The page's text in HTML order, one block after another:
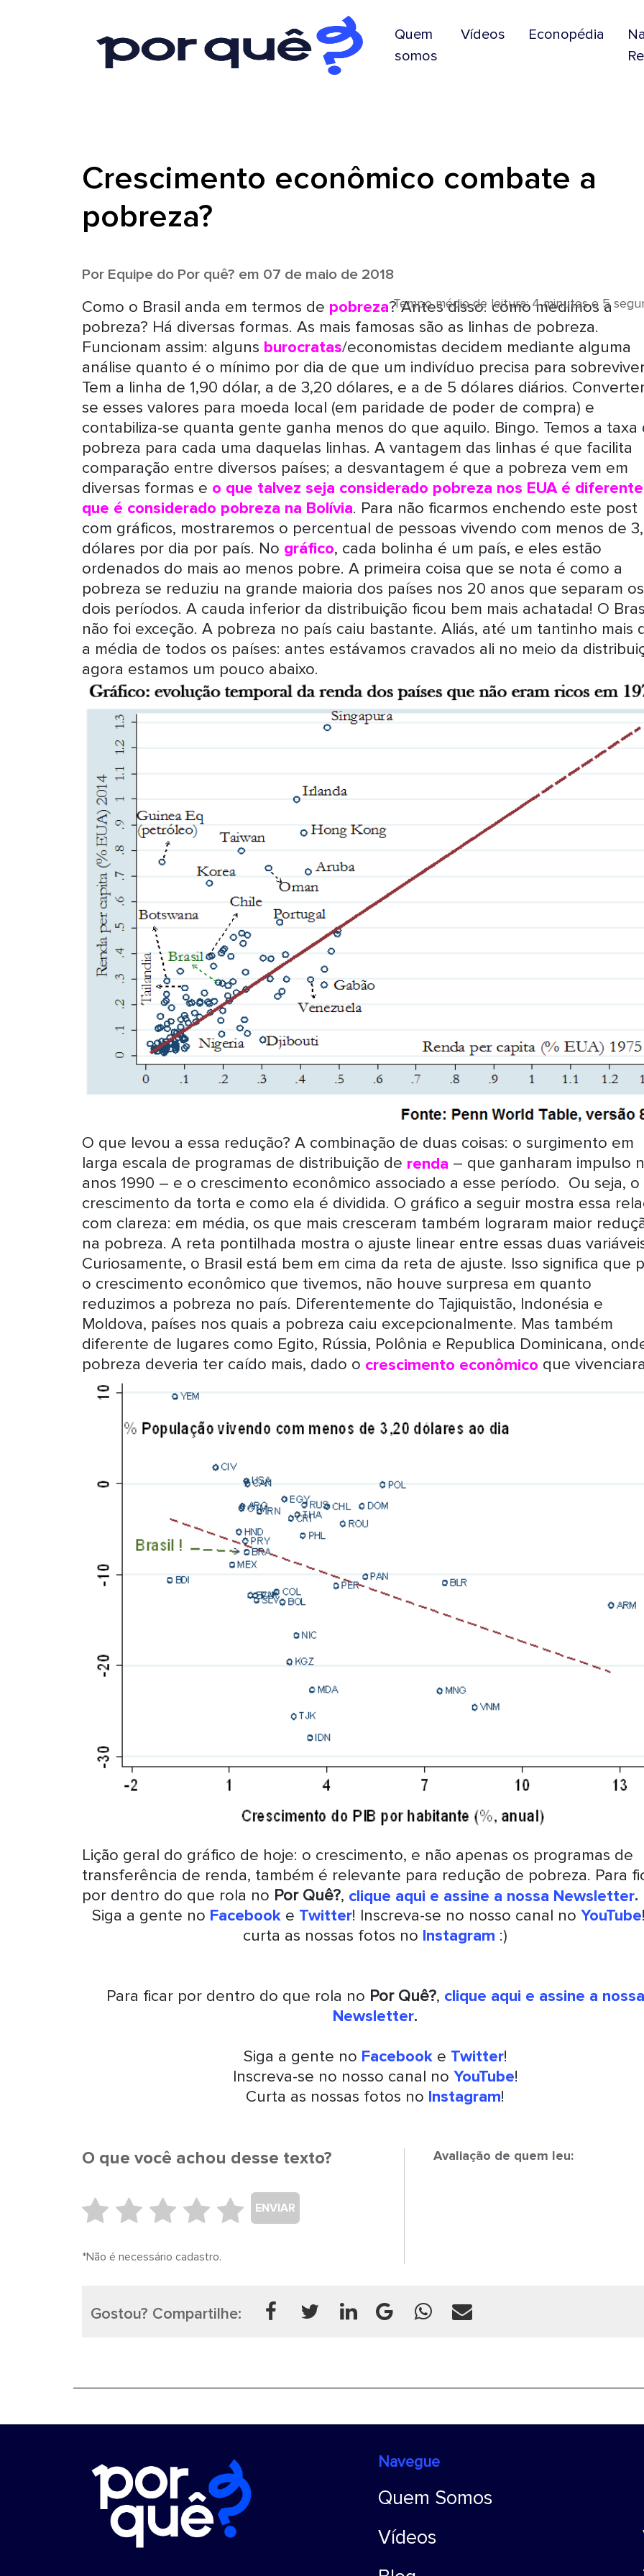
Quem
somos
Vídeos Econopédia
Crescimento econômico combate a
pobreza?
Por Equipe do Por quê? em 07 de maio de 2018
Tempo médio de leitura: 4 minutos e 5
Como o Brasil anda em termos de pobreza? Antes disso: como medimos a
pobreza? Há diversas formas. As mais famosas são as linhas de pobreza.
Funcionam assim: alguns burocratas/economistas decidem mediante alguma
análise quanto é o mínimo por dia de que um indivíduo precisa para
Tem a linha de 1,90 dólar, a de 3,20 dólares, e a de 5 dólares diários.
se esses valores para moeda local (em paridade de poder de compra) e
contabiliza-se quanta gente ganha menos do que aquilo. Bingo. Temos a taxa
pobreza para cada uma daquelas linhas. A vantagem das linhas é que facilita
comparação entre diversos países; a desvantagem é que a pobreza vem em
diversas formas e o que talvez seja considerado pobreza nos EUA é
que é considerado pobreza na Bolívia. Para não ficarmos enchendo este post
com gráficos, mostraremos o percentual de pessoas vivendo com menos de
dólares por dia por país. No gráfico, cada bolinha é um país, e eles estão
ordenados do mais ao menos pobre. A primeira coisa que se nota é como a
pobreza se reduziu na grande maioria dos países nos 20 anos que separam os
dois períodos. A cauda inferior da distribuição ficou bem mais achatada! O
não foi exceção. A pobreza no país caiu bastante. Aliás, até um tantinho mais
a média de todos os países: antes estávamos cravados ali no meio da
agora estamos um pouco abaixo.
O que levou a essa redução? A combinação de duas coisas: o surgimento em
larga escala de programas de distribuição de renda – que ganharam impulso
anos 1990 – e o crescimento econômico associado a esse período. Ou seja, o
crescimento da torta e como ela é dividida. O gráfico a seguir mostra essa
com clareza: em média, os que mais cresceram também lograram maior
na pobreza. A reta pontilhada mostra o ajuste linear entre essas duas
Curiosamente, o Brasil está bem em cima da reta de ajuste. Isso significa que
o crescimento econômico que tivemos, não houve surpresa em quanto
reduzimos a pobreza no país. Diferentemente do Tajiquistão, Indonésia e
Moldova, países nos quais a pobreza caiu excepcionalmente. Mas também
diferente de lugares como Egito, Rússia, Polônia e Republica Dominicana,
pobreza deveria ter caído mais, dado o crescimento econômico que
Lição geral do gráfico de hoje: o crescimento, e não apenas os programas de
transferência de renda, também é relevante para redução de pobreza. Para
por dentro do que rola no Por Quê?, clique aqui e assine a nossa Newsletter.
Siga a gente no Facebooke Twitter! Inscreva-se no nosso canal no YouTube
curta as nossas fotos no Instagram :)
Para ficar por dentro do que rola no Por Quê?, clique aqui e assine a nossa
Newsletter.
Siga a gente no Facebooke Twitter!
Inscreva-se no nosso canal no YouTube!
Curta as nossas fotos no Instagram!
O que você achou desse texto?
ENVIAR
*Não é necessário cadastro.
Avaliação de quem leu:
Gostou? Compartilhe:
Navegue
Quem Somos
Vídeos